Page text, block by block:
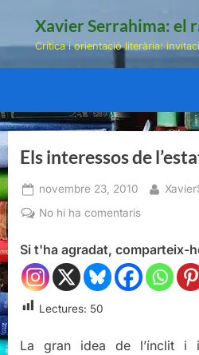
Xavier Serrahima: el
Crítica i orientació literària:
Els interessos de
Posted
on
novembre 23, 2010 By
No hi ha comentarisa
interessos
de
l’estat
Si t'ha agradat, comparteix-
Lectures: 50
La gran idea de l’ínclit i